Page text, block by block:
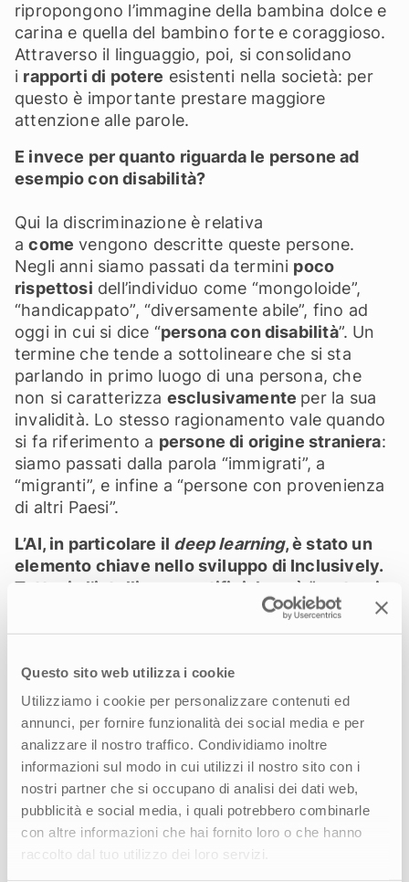
Questo sito web utilizza i cookie
Utilizziamo i cookie per personalizzare contenuti ed
annunci, per fornire funzionalità dei social media e per
analizzare il nostro traffico. Condividiamo inoltre
informazioni sul modo in cui utilizzi il nostro sito con i
nostri partner che si occupano di analisi dei dati web,
pubblicità e social media, i quali potrebbero combinarle
con altre informazioni che hai fornito loro o che hanno
raccolto dal tuo utilizzo dei loro servizi.
ripropongono l’immagine della bambina dolce e
carina e quella del bambino forte e coraggioso.
Attraverso il linguaggio, poi, si consolidano
i rapporti di potere esistenti nella società: per
questo è importante prestare maggiore
attenzione alle parole.
E invece per quanto riguarda le persone ad
esempio con disabilità?
Qui la discriminazione è relativa
acome vengono descritte queste persone.
Negli anni siamo passati da termini poco
rispettosi dell’individuo come “mongoloide”,
“handicappato”, “diversamente abile”, fino ad
oggi in cui si dice “persona con disabilità”. Un
termine che tende a sottolineare che si sta
parlando in primo luogo di una persona, che
non si caratterizza esclusivamente per la sua
invalidità. Lo stesso ragionamento vale quando
si fa riferimento a persone di origine straniera:
siamo passati dalla parola “immigrati”, a
“migranti”, e infine a “persone con provenienza
di altri Paesi”.
L’AI, in particolare il deep learning, è stato un
elemento chiave nello sviluppo di Inclusively.
Tuttavia l’intelligenza artificiale può “portarsi
dietro” degli stereotipi di genere nella
produzione dei contenuti testuali. È vero?
È vero: i contenuti testuali dell’intelligenza
artificiale sono rielaborazioni di articoli presenti
in rete che, troppo spesso, utilizzano
terminipoco inclusivi. Inoltre lavelocità
produzione di questi contenuti aumenta
esponenzialmente il numero di testi presenti sui
motori di ricerca, amplificando gli stereotipi.
Facciamo l’esempio di Chat Gpt. Se io chiedo:
“Quali sono i 10 filosofi più importanti della